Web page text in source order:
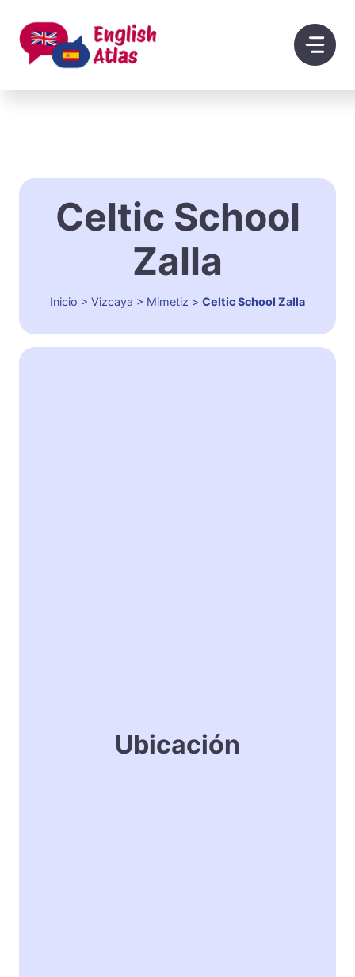
contenido
Celtic School
Zalla
Inicio > Vizcaya > Mimetiz > Celtic School Zalla
Ubicación